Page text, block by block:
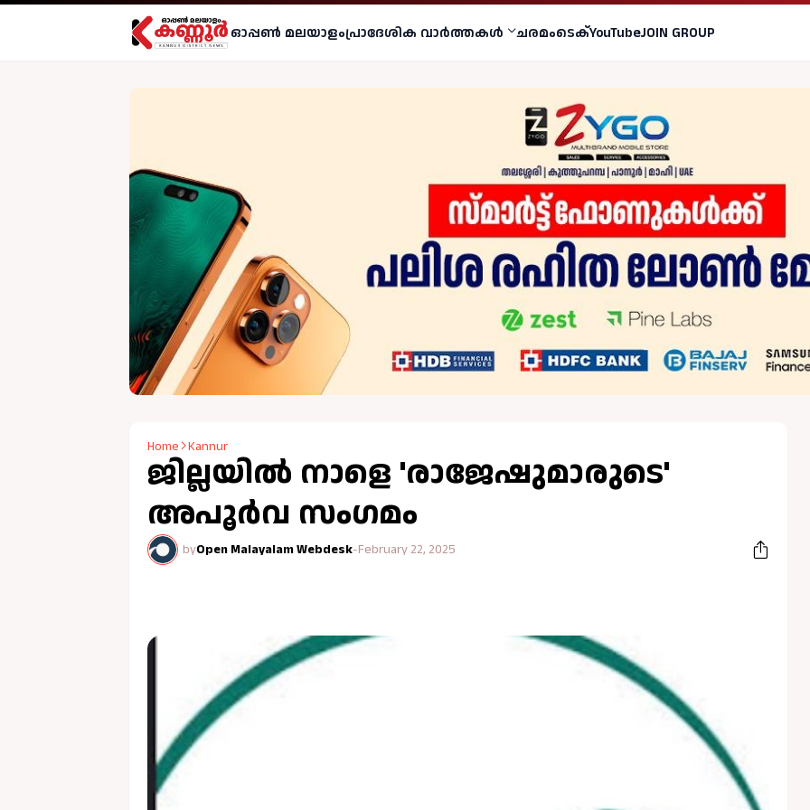
ഓപ്പണ്‍ മലയാളംപ്രാദേശിക വാര്‍ത്തകള്‍ ചരമംടെക്YouTubeJOIN GROUP
Home Kannur
ജില്ലയിൽ നാളെ 'രാജേഷുമാരുടെ'
അപൂർവ സംഗമം
byOpen Malayalam Webdesk-February 22, 2025